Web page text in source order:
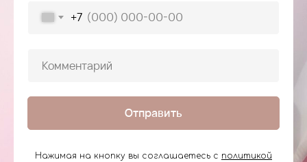
+7
Отправить
Нажимая на кнопку вы соглашаетесь с политикой